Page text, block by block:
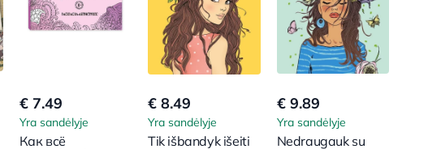
€ 7.49
Yra sandėlyje
Как всё
€ 8.49
Yra sandėlyje
Tik išbandyk išeiti
€ 9.89
Yra sandėlyje
Nedraugauk su